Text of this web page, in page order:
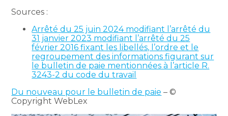
Sources :
Arrêté du 25 juin 2024 modifiant l’arrêté du
31 janvier 2023 modifiant l’arrêté du 25
février 2016 fixant les libellés, l’ordre et le
regroupement des informations figurant sur
le bulletin de paie mentionnées à l’article R.
3243-2 du code du travail
Du nouveau pour le bulletin de paie – ©
Copyright WebLex